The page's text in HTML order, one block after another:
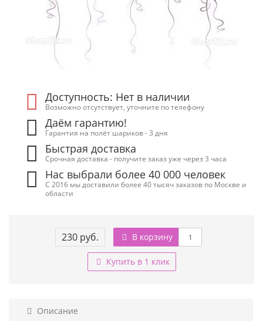
Доступность: Нет в наличии
Возможно отсутствует, уточните по телефону
Даём гарантию!
Гарантия на полёт шариков - 3 дня
Быстрая доставка
Срочная доставка - получите заказ уже через 3 часа
Нас выбрали более 40 000 человек
С 2016 мы доставили более 40 тысяч заказов по Москве и
области
230 руб. В корзину
Купить в 1 клик
Описание